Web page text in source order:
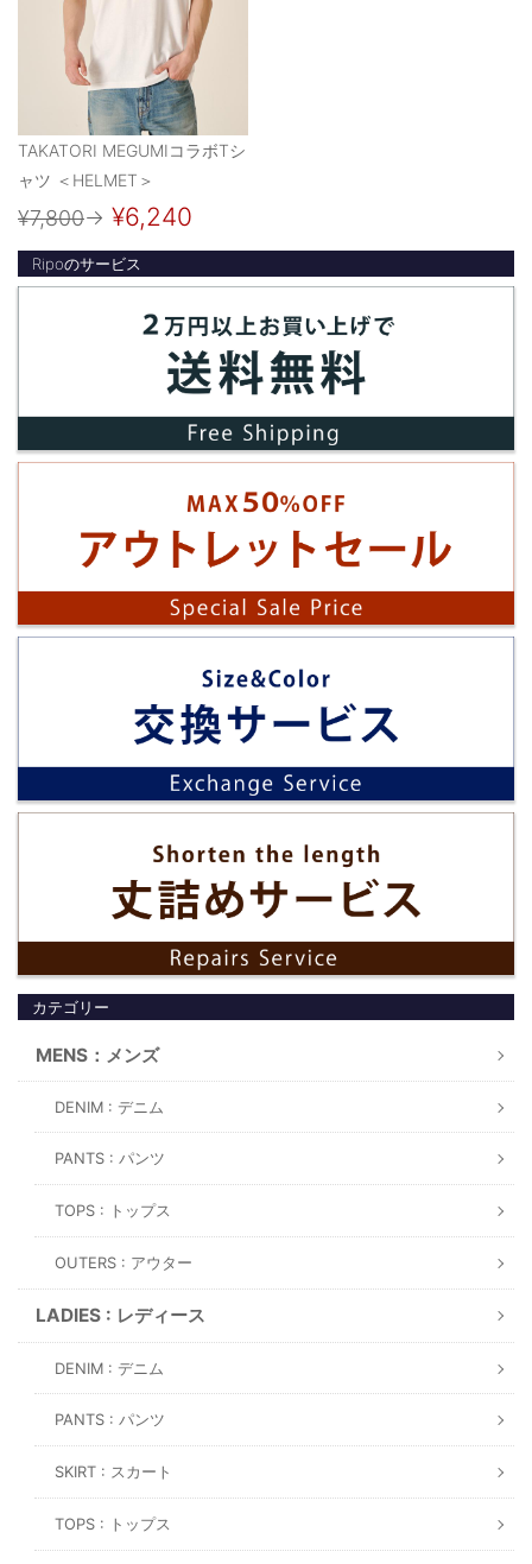
TAKATORI MEGUMIコラボTシ
ャツ ＜HELMET＞
¥7,800→ ¥6,240
Ripoのサービス
カテゴリー
MENS：メンズ
DENIM : デニム
PANTS : パンツ
TOPS : トップス
OUTERS : アウター
LADIES : レディース
DENIM : デニム
PANTS : パンツ
SKIRT : スカート
TOPS : トップス